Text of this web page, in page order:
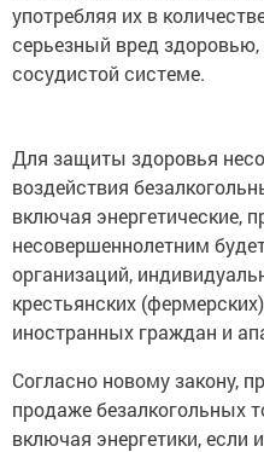
употребляя их в
серьезный вред здоровью,
сосудистой системе.
Для защиты здоровья
воздействия
включая энергетические,
несовершеннолетним
организаций,
крестьянских
иностранных граждан и
Согласно новому закону,
продаже безалкогольных
включая энергетики,